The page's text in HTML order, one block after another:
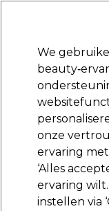
Merken Deals
Na
Haar
We
onze
ervaring
‘Alles
ervaring
instellen via